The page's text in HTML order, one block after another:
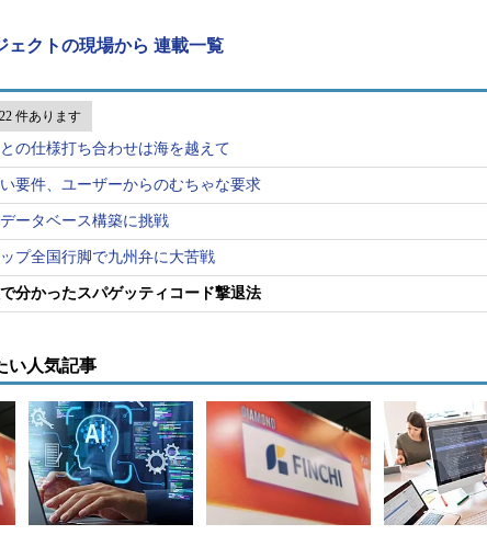
Windows 95やインターネットが注目を集め始めていました
イスと、リアルタイムに情報を交換できる環境。生活の隅々
に大量の情報をやりとりできる時代が来る……。黎明（れい
ら、自分で考えるべき領域も広く、いろいろなアイデアを試
。そう考え、私はこの分野に大きな可能性を感じました。
や経営にも関心があり、新聞や経済誌によく目を通してい
経営、この両者への関心から、いつしか私は「情報システム
にダイナミズムと面白さを覚えるようになっていったのです
系のエンジニアからITエンジニアへと進路のかじを切るこ
ションルーム
ステムの開発」を志し、就職活動を経てシステム業界に飛
属されたのは地理情報を扱う会社のオペレーションルームで
ェクトの現場から 連載一覧
件あります
の仕様打ち合わせは海を越えて
要件、ユーザーからのむちゃな要求
ータベース構築に挑戦
プ全国行脚で九州弁に大苦戦
分かったスパゲッティコード撃退法
い人気記事